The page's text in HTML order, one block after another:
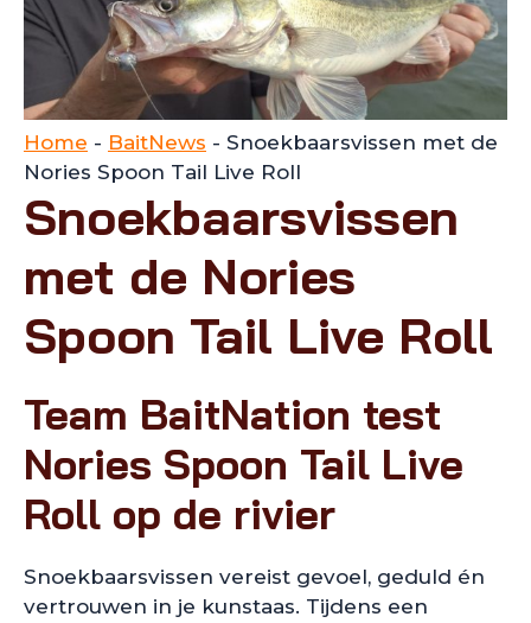
Home - BaitNews - Snoekbaarsvissen met de
Nories Spoon Tail Live Roll
Snoekbaarsvissen
met de Nories
Spoon Tail Live Roll
Team BaitNation test
Nories Spoon Tail Live
Roll op de rivier
Snoekbaarsvissen vereist gevoel, geduld én
vertrouwen in je kunstaas. Tijdens een